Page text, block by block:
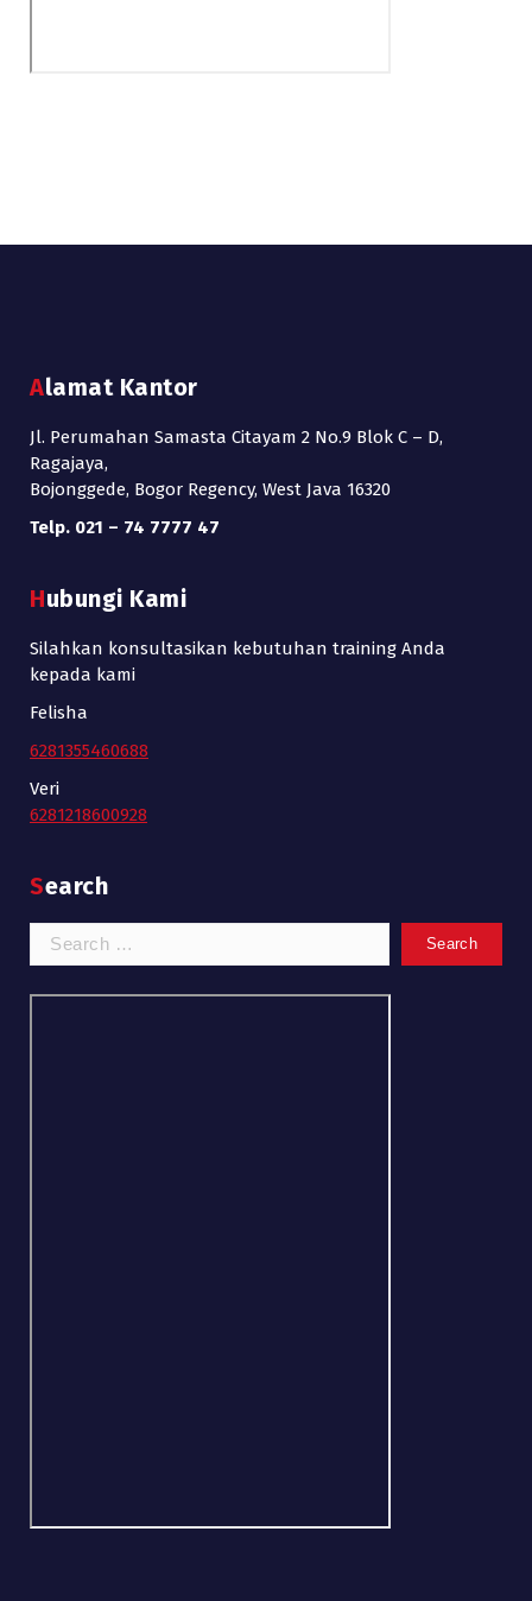
Alamat Kantor
Jl. Perumahan Samasta Citayam 2 No.9 Blok C – D,
Ragajaya,
Bojonggede, Bogor Regency, West Java 16320
Telp. 021 – 74 7777 47
Hubungi Kami
Silahkan konsultasikan kebutuhan training Anda
kepada kami
Felisha
6281355460688
Veri
6281218600928
Search
Search
for: